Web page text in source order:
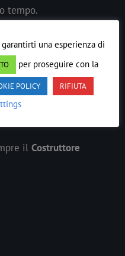
tempo.
di Rito
DROIT HUMAIN
della donna e
il Costruttore
una esperienza di
per proseguire con la
POLICY RIFIUTA